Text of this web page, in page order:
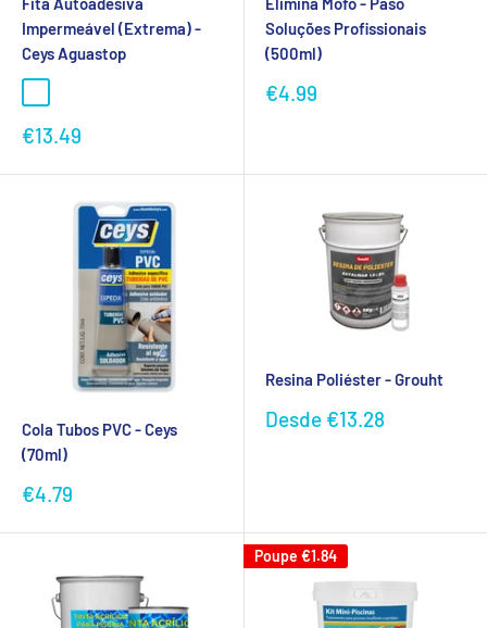
Impermeável (Extrema) -
Ceys Aguastop
Preço
€13.49
Soluções Profissionais
(500ml)
Preço
€4.99
Cola Tubos PVC - Ceys
(70ml)
Preço
€4.79
Resina Poliéster - Grouht
Preço
Desde €13.28
Poupe €1.84